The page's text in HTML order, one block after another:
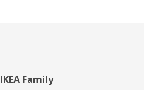
Нижний
IKEA Family